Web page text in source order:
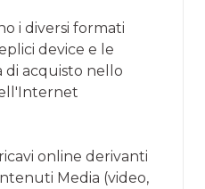
i diversi formati
device e le
acquisto nello
online derivanti
Media (video,